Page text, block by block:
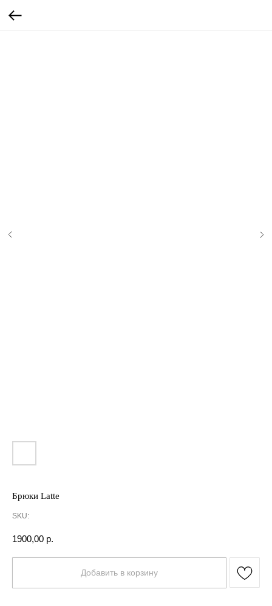
Брюки Latte
SKU:
1900,00 р.
Добавить в корзину